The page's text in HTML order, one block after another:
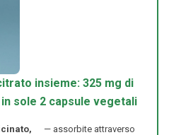
insieme: 325 mg di
in sole 2 capsule vegetali
— assorbite attraverso